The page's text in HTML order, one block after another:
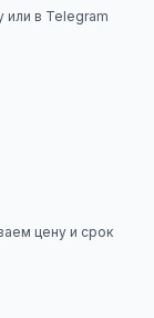
или в Telegram
цену и срок